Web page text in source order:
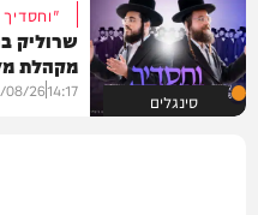
סינגלים
שרוליק
מקהלת
14:17
08/26